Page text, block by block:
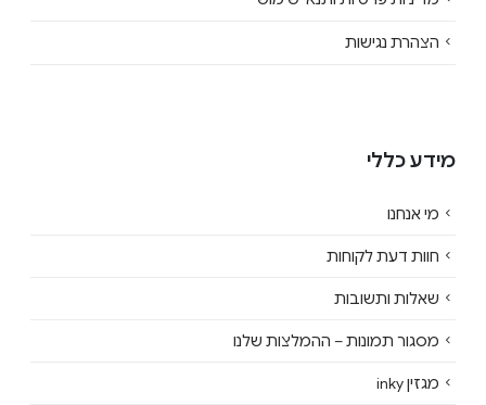
הצהרת נגישות
מידע כללי
מי אנחנו
חוות דעת לקוחות
שאלות ותשובות
מסגור תמונות – ההמלצות שלנו
מגזין inky